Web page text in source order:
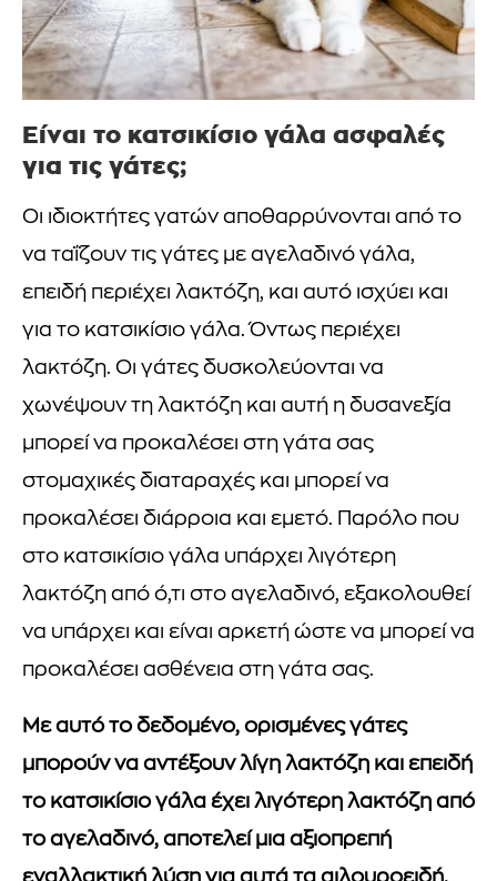
Είναι το κατσικίσιο γάλα ασφαλές
για τις γάτες;
Οι ιδιοκτήτες γατών αποθαρρύνονται από το
να ταΐζουν τις γάτες με αγελαδινό γάλα,
επειδή περιέχει λακτόζη, και αυτό ισχύει και
για το κατσικίσιο γάλα. Όντως περιέχει
λακτόζη. Οι γάτες δυσκολεύονται να
χωνέψουν τη λακτόζη και αυτή η δυσανεξία
μπορεί να προκαλέσει στη γάτα σας
στομαχικές διαταραχές και μπορεί να
προκαλέσει διάρροια και εμετό. Παρόλο που
στο κατσικίσιο γάλα υπάρχει λιγότερη
λακτόζη από ό,τι στο αγελαδινό, εξακολουθεί
να υπάρχει και είναι αρκετή ώστε να μπορεί να
προκαλέσει ασθένεια στη γάτα σας.
Με αυτό το δεδομένο, ορισμένες γάτες
μπορούν να αντέξουν λίγη λακτόζη και επειδή
το κατσικίσιο γάλα έχει λιγότερη λακτόζη από
το αγελαδινό, αποτελεί μια αξιοπρεπή